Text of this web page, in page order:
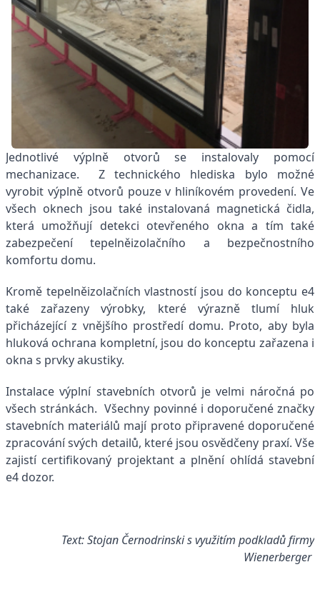
Jednotlivé výplně otvorů se instalovaly pomocí
mechanizace. Z technického hlediska bylo možné
vyrobit výplně otvorů pouze v hliníkovém provedení. Ve
všech oknech jsou také instalovaná magnetická čidla,
která umožňují detekci otevřeného okna a tím také
zabezpečení tepelněizolačního a bezpečnostního
komfortu domu.
Kromě tepelněizolačních vlastností jsou do konceptu e4
také zařazeny výrobky, které výrazně tlumí hluk
přicházející z vnějšího prostředí domu. Proto, aby byla
hluková ochrana kompletní, jsou do konceptu zařazena i
okna s prvky akustiky.
Instalace výplní stavebních otvorů je velmi náročná po
všech stránkách. Všechny povinné i doporučené značky
stavebních materiálů mají proto připravené doporučené
zpracování svých detailů, které jsou osvědčeny praxí. Vše
zajistí certifikovaný projektant a plnění ohlídá stavební
e4 dozor.
Text: Stojan Černodrinski s využitím podkladů firmy
Wienerberger